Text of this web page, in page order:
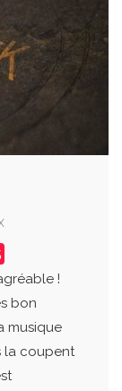
!
bon
musique
la coupent